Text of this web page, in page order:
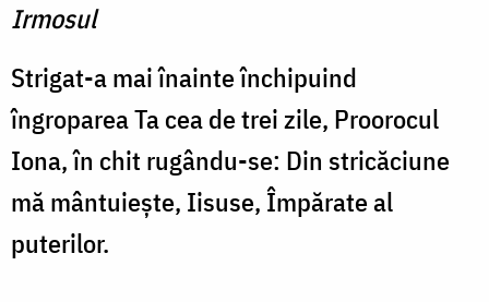
Irmosul
Strigat-a mai înainte închipuind
îngroparea Ta cea de trei zile, Proorocul
Iona, în chit rugându-se: Din stricăciune
mă mântuieşte, Iisuse, Împărate al
puterilor.